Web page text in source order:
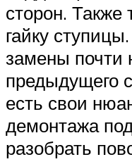
сторон. Также
гайку
замены почти
предыдущего
есть свои
демонтажа
разобрать